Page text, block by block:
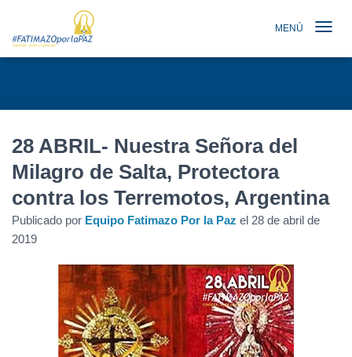
MENÚ
28 ABRIL- Nuestra Señora del
Milagro de Salta, Protectora
contra los Terremotos, Argentina
Publicado por Equipo Fatimazo Por la Paz el 28 de abril de
2019